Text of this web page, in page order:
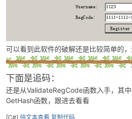
可以看到此软件的破解还是比较简单的
下面是追码：
还是从ValidateRegCode函数入手，其
GetHash函数，跟进去看看
[C#] 纯文本查看 复制代码